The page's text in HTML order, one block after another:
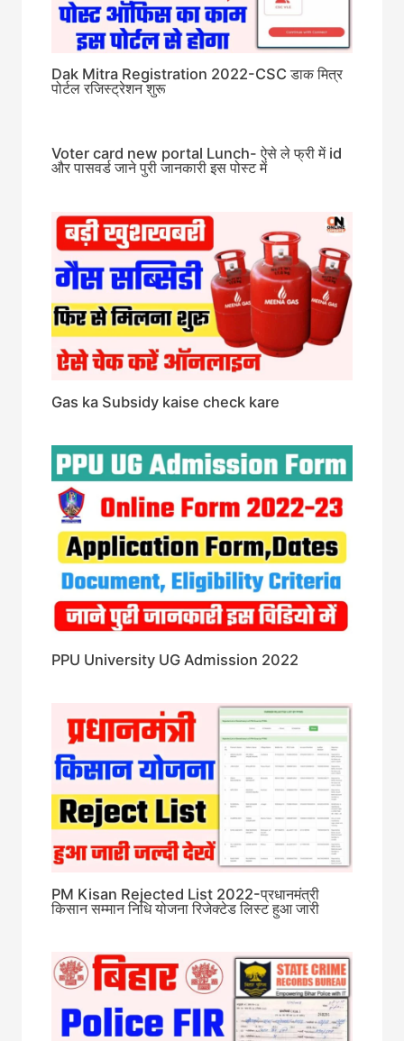
Dak Mitra Registration 2022-CSC डाक मित्र
पोर्टल रजिस्ट्रेशन शुरू
Voter card new portal Lunch- ऐसे ले फ्री में id
और पासवर्ड जाने पुरी जानकारी इस पोस्ट में
Gas ka Subsidy kaise check kare
PPU University UG Admission 2022
PM Kisan Rejected List 2022-प्रधानमंत्री
किसान सम्मान निधि योजना रिजेक्टेड लिस्ट हुआ जारी